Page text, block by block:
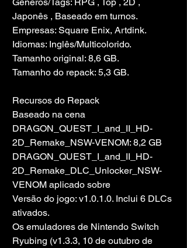
Japonês , Baseado em turnos.
Empresas: Square Enix, Artdink.
Idiomas: Inglês/Multicolorido.
Tamanho original: 8,6 GB.
Tamanho do repack: 5,3 GB.
Recursos do Repack
Baseado na cena
DRAGON_QUEST_I_and_II_HD-
2D_Remake_NSW-VENOM: 8,2 GB
DRAGON_QUEST_I_and_II_HD-
2D_Remake_DLC_Unlocker_NSW-
VENOM aplicado sobre
Versão do jogo: v1.0.1.0. Inclui 6 DLCs
ativados.
Os emuladores de Nintendo Switch
Ryubing (v1.3.3, 10 de outubro de